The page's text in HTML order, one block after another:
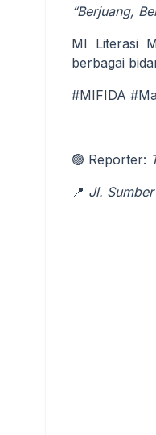
“Berjuang,
MI Literasi
berbagai
#MIFIDA
🟢 Reporter:
📍 Jl.